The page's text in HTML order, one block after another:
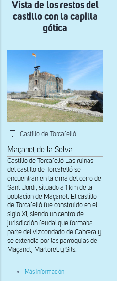
Maria
de
Biosca
Vista de los restos del
castillo con la capilla
gótica
Castillo de Torcafelló
Maçanet de la Selva
Castillo de Torcafelló Las ruinas
del castillo de Torcafelló se
encuentran en la cima del cerro de
Sant Jordi, situado a 1 km de la
población de Maçanet. El castillo
de Torcafelló fue construido en el
siglo XI, siendo un centro de
jurisdicción feudal que formaba
parte del vizcondado de Cabrera y
se extendía por las parroquias de
Maçanet, Martorell y Sils.
Más información